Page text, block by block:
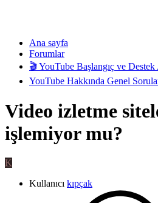
Ana sayfa
Forumlar
🎬 YouTube Başlangıç ve Destek
YouTube Hakkında Genel
Video izletme
işlemiyor mu?
K
Kullanıcı kıpçak